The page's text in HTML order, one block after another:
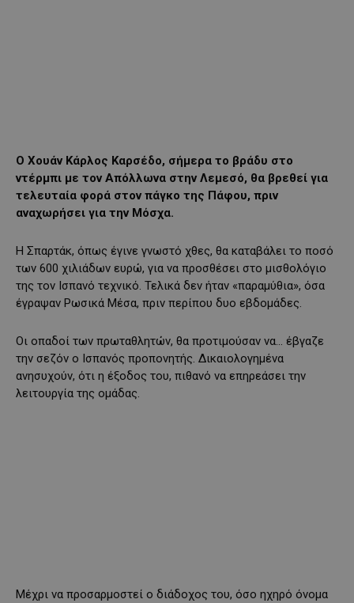
Ο Χουάν Κάρλος Καρσέδο, σήμερα το βράδυ στο
ντέρμπι με τον Απόλλωνα στην Λεμεσό, θα βρεθεί για
τελευταία φορά στον πάγκο της Πάφου, πριν
αναχωρήσει για την Μόσχα.
Η Σπαρτάκ, όπως έγινε γνωστό χθες, θα καταβάλει το ποσό
των 600 χιλιάδων ευρώ, για να προσθέσει στο μισθολόγιο
της τον Ισπανό τεχνικό. Τελικά δεν ήταν «παραμύθια», όσα
έγραψαν Ρωσικά Μέσα, πριν περίπου δυο εβδομάδες.
Οι οπαδοί των πρωταθλητών, θα προτιμούσαν να… έβγαζε
την σεζόν ο Ισπανός προπονητής. Δικαιολογημένα
ανησυχούν, ότι η έξοδος του, πιθανό να επηρεάσει την
λειτουργία της ομάδας.
Μέχρι να προσαρμοστεί ο διάδοχος του, όσο ηχηρό όνομα